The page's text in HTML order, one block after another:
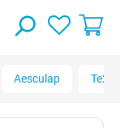
Aesculap